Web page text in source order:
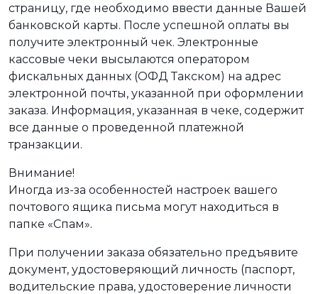
страницу, где необходимо ввести данные Вашей
банковской карты. После успешной оплаты вы
получите электронный чек. Электронные
кассовые чеки высылаются оператором
фискальных данных (ОФД Такском) на адрес
электронной почты, указанной при оформлении
заказа. Информация, указанная в чеке, содержит
все данные о проведенной платежной
транзакции.
Внимание!
Иногда из-за особенностей настроек вашего
почтового ящика письма могут находиться в
папке «Спам».
При получении заказа обязательно предъявите
документ, удостоверяющий личность (паспорт,
водительские права, удостоверение личности